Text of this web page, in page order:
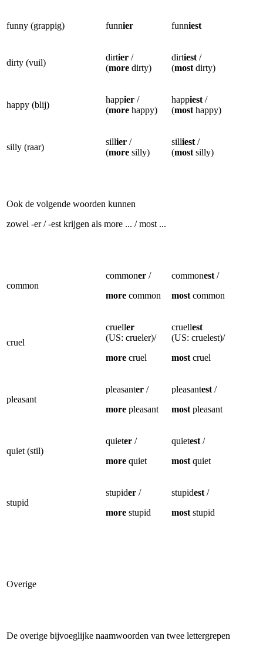
funny (grappig) funnier funniest
dirty (vuil)
dirtier /
(more dirty)
dirtiest /
(most dirty)
happy (blij)
happier /
(more happy)
happiest /
(most happy)
silly (raar)
sillier /
(more silly)
silliest /
(most silly)
Ook de volgende woorden kunnen
zowel -er / -est krijgen als more ... / most ...
common
commoner /
more common
commonest /
most common
cruel
crueller
(US: crueler)/
more cruel
cruellest
(US: cruelest)/
most cruel
pleasant
pleasanter /
more pleasant
pleasantest /
most pleasant
quiet (stil)
quieter /
more quiet
quietest /
most quiet
stupid
stupider /
more stupid
stupidest /
most stupid
Overige
De overige bijvoeglijke naamwoorden van twee lettergrepen